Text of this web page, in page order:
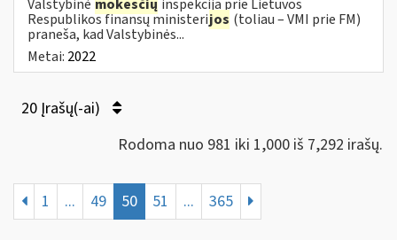
Valstybinė mokesčių inspekcija prie Lietuvos
Respublikos finansų ministerijos (toliau – VMI prie FM)
praneša, kad Valstybinės...
Metai: 2022
20 Įrašų(-ai)
Rodoma nuo 981 iki 1,000 iš 7,292 irašų.
1 ... 49 50 51 ... 365